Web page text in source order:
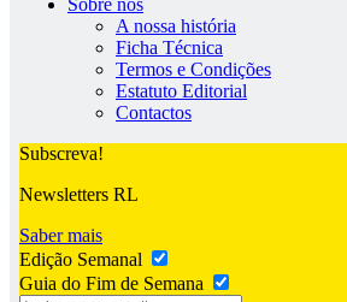
A nossa história
Ficha Técnica
Termos e Condições
Estatuto Editorial
Contactos
Subscreva!
Newsletters RL
Saber mais
Edição Semanal
Guia do Fim de Semana